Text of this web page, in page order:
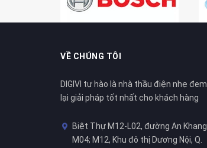
VỀ CHÚNG TÔI
DIGIVI tự hào là nhà thầu điện nhẹ đem
lại giải pháp tốt nhất cho khách hàng
Biệt Thự M12-L02, đường An Khang
M04; M12, Khu đô thị Dương Nội, Q.